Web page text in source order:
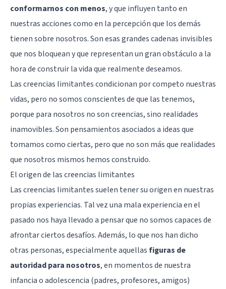
conformarnos con menos, y que influyen tanto en
nuestras acciones como en la percepción que los demás
tienen sobre nosotros. Son esas grandes cadenas invisibles
que nos bloquean y que representan un gran obstáculo a la
hora de construir la vida que realmente deseamos.
Las creencias limitantes condicionan por competo nuestras
vidas, pero no somos conscientes de que las tenemos,
porque para nosotros no son creencias, sino realidades
inamovibles. Son pensamientos asociados a ideas que
tomamos como ciertas, pero que no son más que realidades
que nosotros mismos hemos construido.
El origen de las creencias limitantes
Las creencias limitantes suelen tener su origen en nuestras
propias experiencias. Tal vez una mala experiencia en el
pasado nos haya llevado a pensar que no somos capaces de
afrontar ciertos desafíos. Además, lo que nos han dicho
otras personas, especialmente aquellasfiguras de
autoridad para nosotros, en momentos de nuestra
infancia o adolescencia (padres, profesores, amigos)